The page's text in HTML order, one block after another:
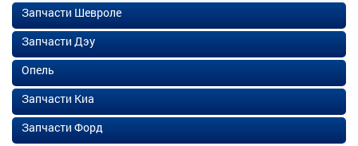
Запчасти Шевроле
Запчасти Дэу
Опель
Запчасти Киа
Запчасти Форд